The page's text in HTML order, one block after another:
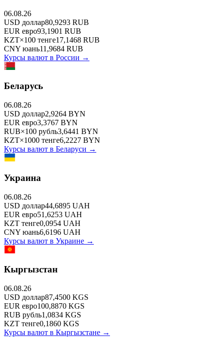
06.08.26
USD доллар80,9293 RUB
EUR евро93,1901 RUB
KZT×100 тенге17,1468 RUB
CNY юань11,9684 RUB
Курсы валют в России →
Беларусь
06.08.26
USD доллар2,9264 BYN
EUR евро3,3767 BYN
RUB×100 рубль3,6441 BYN
KZT×1000 тенге6,2227 BYN
Курсы валют в Беларуси →
Украина
06.08.26
USD доллар44,6895 UAH
EUR евро51,6253 UAH
KZT тенге0,0954 UAH
CNY юань6,6196 UAH
Курсы валют в Украине →
Кыргызстан
06.08.26
USD доллар87,4500 KGS
EUR евро100,8870 KGS
RUB рубль1,0834 KGS
KZT тенге0,1860 KGS
Курсы валют в Кыргызстане →